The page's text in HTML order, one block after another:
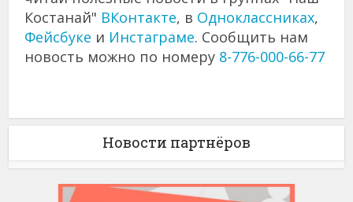
Костанай" ВКонтакте, в Одноклассниках,
Фейсбуке и Инстаграме. Сообщить нам
новость можно по номеру 8-776-000-66-77
Новости партнёров